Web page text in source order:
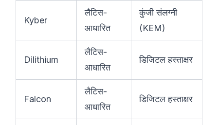
Kyber
लैटिस-
आधारित
कुंजी संलग्नी
(KEM)
Dilithium
लैटिस-
आधारित
डिजिटल हस्ताक्षर
Falcon
लैटिस-
आधारित
डिजिटल हस्ताक्षर